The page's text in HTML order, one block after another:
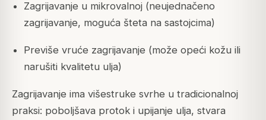
Zagrijavanje u mikrovalnoj (neujednačeno
zagrijavanje, moguća šteta na sastojcima)
Previše vruće zagrijavanje (može opeći kožu ili
narušiti kvalitetu ulja)
Zagrijavanje ima višestruke svrhe u tradicionalnoj
praksi: poboljšava protok i upijanje ulja, stvara